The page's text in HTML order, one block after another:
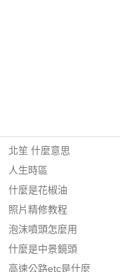
北笙 什麼意思
人生時區
什麼是花椒油
照片精修教程
泡沫噴頭怎麼用
什麼是中景鏡頭
高速公路etc是什麼